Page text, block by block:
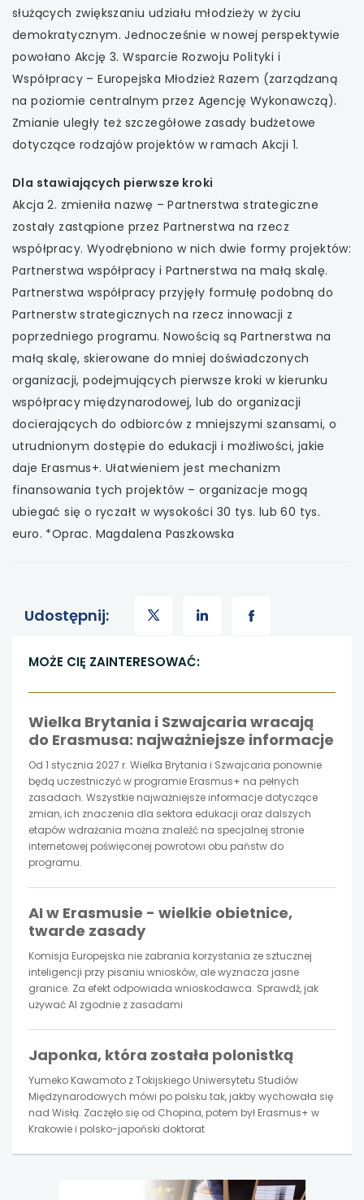
służących zwiększaniu udziału młodzieży w życiu
demokratycznym. Jednocześnie w nowej perspektywie
powołano Akcję 3. Wsparcie Rozwoju Polityki i
Współpracy – Europejska Młodzież Razem (zarządzaną
na poziomie centralnym przez Agencję Wykonawczą).
Zmianie uległy też szczegółowe zasady budżetowe
dotyczące rodzajów projektów w ramach Akcji 1.
Dla stawiających pierwsze kroki
Akcja 2. zmieniła nazwę – Partnerstwa strategiczne
zostały zastąpione przez Partnerstwa na rzecz
współpracy. Wyodrębniono w nich dwie formy projektów:
Partnerstwa współpracy i Partnerstwa na małą skalę.
Partnerstwa współpracy przyjęły formułę podobną do
Partnerstw strategicznych na rzecz innowacji z
poprzedniego programu. Nowością są Partnerstwa na
małą skalę, skierowane do mniej doświadczonych
organizacji, podejmujących pierwsze kroki w kierunku
współpracy międzynarodowej, lub do organizacji
docierających do odbiorców z mniejszymi szansami, o
utrudnionym dostępie do edukacji i możliwości, jakie
daje Erasmus+. Ułatwieniem jest mechanizm
finansowania tych projektów – organizacje mogą
ubiegać się o ryczałt w wysokości 30 tys. lub 60 tys.
euro. *Oprac. Magdalena Paszkowska
Udostępnij: uwaga,
się
w
nowej
karcie
uwaga,
się
w
nowej
karcie
uwaga,
się
w
nowej
karcie
MOŻE CIĘ ZAINTERESOWAĆ:
Wielka Brytania i Szwajcaria wracają
do Erasmusa: najważniejsze informacje
Od 1 stycznia 2027 r. Wielka Brytania i Szwajcaria ponownie
będą uczestniczyć w programie Erasmus+ na pełnych
zasadach. Wszystkie najważniejsze informacje dotyczące
zmian, ich znaczenia dla sektora edukacji oraz dalszych
etapów wdrażania można znaleźć na specjalnej stronie
internetowej poświęconej powrotowi obu państw do
programu.
AI w Erasmusie - wielkie obietnice,
twarde zasady
Komisja Europejska nie zabrania korzystania ze sztucznej
inteligencji przy pisaniu wniosków, ale wyznacza jasne
granice. Za efekt odpowiada wnioskodawca. Sprawdź, jak
używać AI zgodnie z zasadami
Japonka, która została polonistką
Yumeko Kawamoto z Tokijskiego Uniwersytetu Studiów
Międzynarodowych mówi po polsku tak, jakby wychowała się
nad Wisłą. Zaczęło się od Chopina, potem był Erasmus+ w
Krakowie i polsko-japoński doktorat